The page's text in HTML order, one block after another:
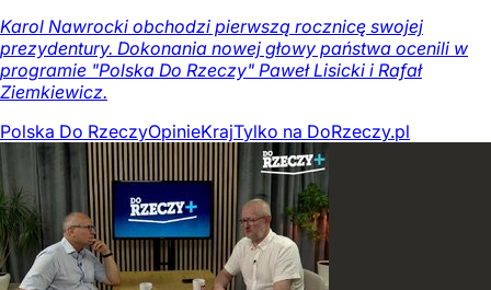
Karol Nawrocki obchodzi pierwszą rocznicę swojej
prezydentury. Dokonania nowej głowy państwa ocenili w
programie "Polska Do Rzeczy" Paweł Lisicki i Rafał
Ziemkiewicz.
Polska Do RzeczyOpinieKrajTylko na DoRzeczy.pl